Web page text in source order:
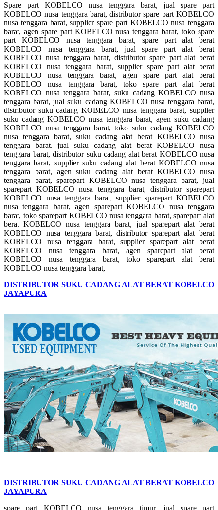
Spare part KOBELCO nusa tenggara barat, jual spare part
KOBELCO nusa tenggara barat, distributor spare part KOBELCO
nusa tenggara barat, supplier spare part KOBELCO nusa tenggara
barat, agen spare part KOBELCO nusa tenggara barat, toko spare
part KOBELCO nusa tenggara barat, spare part alat berat
KOBELCO nusa tenggara barat, jual spare part alat berat
KOBELCO nusa tenggara barat, distributor spare part alat berat
KOBELCO nusa tenggara barat, supplier spare part alat berat
KOBELCO nusa tenggara barat, agen spare part alat berat
KOBELCO nusa tenggara barat, toko spare part alat berat
KOBELCO nusa tenggara barat, suku cadang KOBELCO nusa
tenggara barat, jual suku cadang KOBELCO nusa tenggara barat,
distributor suku cadang KOBELCO nusa tenggara barat, supplier
suku cadang KOBELCO nusa tenggara barat, agen suku cadang
KOBELCO nusa tenggara barat, toko suku cadang KOBELCO
nusa tenggara barat, suku cadang alat berat KOBELCO nusa
tenggara barat. jual suku cadang alat berat KOBELCO nusa
tenggara barat, distributor suku cadang alat berat KOBELCO nusa
tenggara barat, supplier suku cadang alat berat KOBELCO nusa
tenggara barat, agen suku cadang alat berat KOBELCO nusa
tenggara barat, sparepart KOBELCO nusa tenggara barat, jual
sparepart KOBELCO nusa tenggara barat, distributor sparepart
KOBELCO nusa tenggara barat, supplier sparepart KOBELCO
nusa tenggara barat, agen sparepart KOBELCO nusa tenggara
barat, toko sparepart KOBELCO nusa tenggara barat, sparepart alat
berat KOBELCO nusa tenggara barat, jual sparepart alat berat
KOBELCO nusa tenggara barat, distributor sparepart alat berat
KOBELCO nusa tenggara barat, supplier sparepart alat berat
KOBELCO nusa tenggara barat, agen sparepart alat berat
KOBELCO nusa tenggara barat, toko sparepart alat berat
KOBELCO nusa tenggara barat,
DISTRIBUTOR SUKU CADANG ALAT BERAT KOBELCO
JAYAPURA
DISTRIBUTOR SUKU CADANG ALAT BERAT KOBELCO
JAYAPURA
spare part KOBELCO nusa tenggara timur, jual spare part